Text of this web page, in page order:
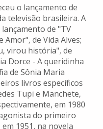
o lançamento de
televisão brasileira. A
de "TV
de Vida Alves;
virou história", de
Dorce - A queridinha
de Sônia Maria
livros específicos
Tupi e Manchete,
em 1980
do primeiro
1951, na novela